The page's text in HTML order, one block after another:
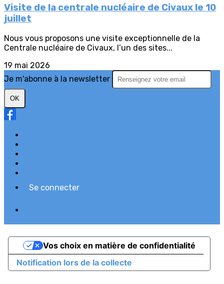
Visite de la centrale nucléaire de Civaux le 10
juillet
Nous vous proposons une visite exceptionnelle de la
Centrale nucléaire de Civaux, l’un des sites...
19 mai 2026
Je m'abonne à la newsletter
OK
Se connecter
Notification lors de la collecte
Vos choix en matière de confidentialité